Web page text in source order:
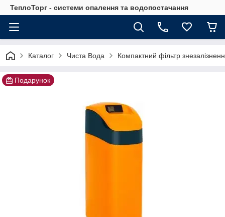
ТеплоТорг - системи опалення та водопостачання
Каталог Чиста Вода Компактний фільтр
Подарунок